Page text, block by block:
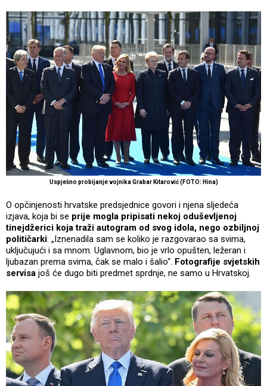
Uspješno probijanje vojnika Grabar Kitarović (FOTO: Hina)
O opčinjenosti hrvatske predsjednice govori i njena sljedeća
izjava, koja bi se prije mogla pripisati nekoj oduševljenoj
tinejdžerici koja traži autogram od svog idola, nego ozbiljnoj
političarki: „Iznenadila sam se koliko je razgovarao sa svima,
uključujući i sa mnom. Uglavnom, bio je vrlo opušten, ležeran i
ljubazan prema svima, čak se malo i šalio“. Fotografije svjetskih
servisa još će dugo biti predmet sprdnje, ne samo u Hrvatskoj.